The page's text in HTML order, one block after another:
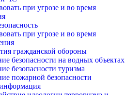
при угрозе и во время
при угрозе и во время
гражданской обороны
безопасности на водных объектах
безопасности туризма
пожарной безопасности